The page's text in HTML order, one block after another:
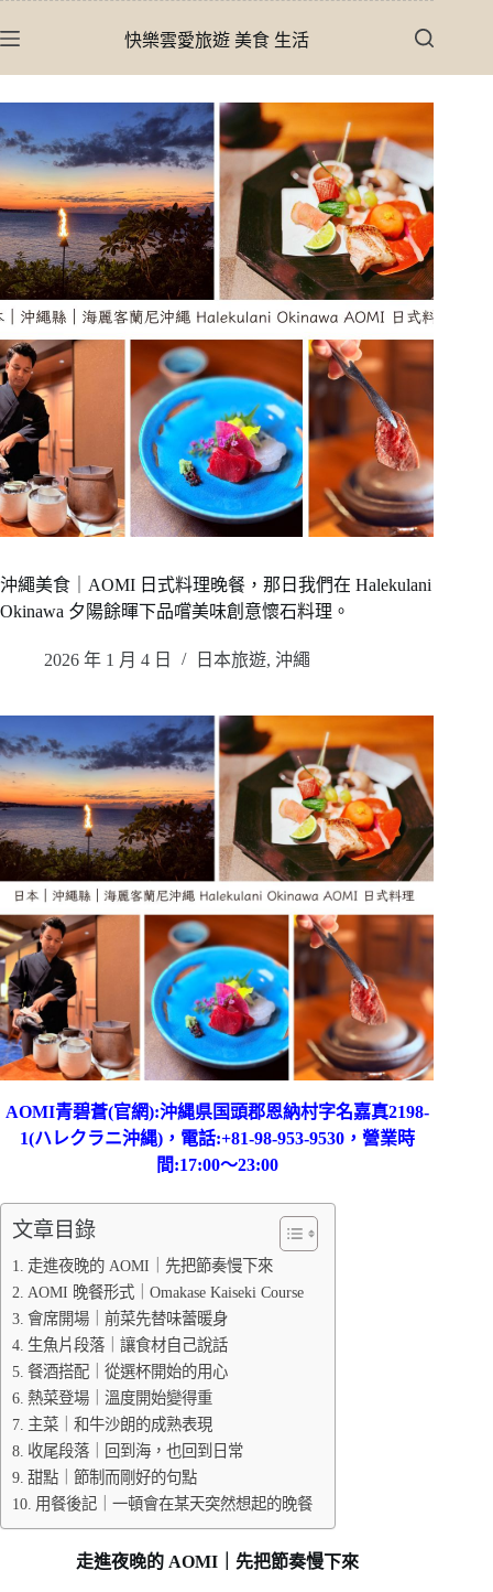
至
容
快樂雲愛旅遊 美食 生活
沖繩美食｜AOMI 日式料理晚餐，那日我們在 Halekulani
Okinawa 夕陽餘暉下品嚐美味創意懷石料理。
2026 年 1 月 4 日 日本旅遊, 沖繩
AOMI青碧蒼(官網):沖縄県国頭郡恩納村字名嘉真2198-
1(ハレクラニ沖縄)，電話:+81-98-953-9530，營業時
間:17:00～23:00
文章目錄
走進夜晚的 AOMI｜先把節奏慢下來
AOMI 晚餐形式｜Omakase Kaiseki Course
會席開場｜前菜先替味蕾暖身
生魚片段落｜讓食材自己說話
餐酒搭配｜從選杯開始的用心
熱菜登場｜溫度開始變得重
主菜｜和牛沙朗的成熟表現
收尾段落｜回到海，也回到日常
甜點｜節制而剛好的句點
用餐後記｜一頓會在某天突然想起的晚餐
走進夜晚的 AOMI｜先把節奏慢下來